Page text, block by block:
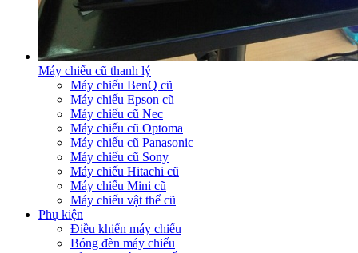
Máy chiếu cũ thanh lý
Máy chiếu BenQ cũ
Máy chiếu Epson cũ
Máy chiếu cũ Nec
Máy chiếu cũ Optoma
Máy chiếu cũ Panasonic
Máy chiếu cũ Sony
Máy chiếu Hitachi cũ
Máy chiếu Mini cũ
Máy chiếu vật thể cũ
Phụ kiện
Điều khiển máy chiếu
Bóng đèn máy chiếu